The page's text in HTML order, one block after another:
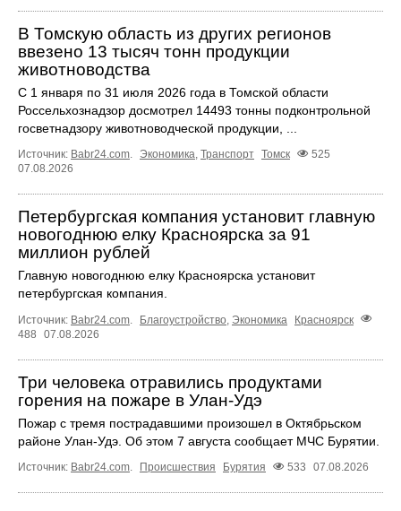
В Томскую область из других регионов
ввезено 13 тысяч тонн продукции
животноводства
С 1 января по 31 июля 2026 года в Томской области
Россельхознадзор досмотрел 14493 тонны подконтрольной
госветнадзору животноводческой продукции, ...
Источник: Babr24.com. Экономика, Транспорт Томск
525
07.08.2026
Петербургская компания установит главную
новогоднюю елку Красноярска за 91
миллион рублей
Главную новогоднюю елку Красноярска установит
петербургская компания.
Источник: Babr24.com Благоустройство Экономика
Красноярск
488
07.08.2026
Три человека отравились продуктами
горения на пожаре в Улан-Удэ
Пожар с тремя пострадавшими произошел в Октябрьском
районе Улан-Удэ. Об этом 7 августа сообщает МЧС Бурятии.
Источник: Babr24.com Происшествия Бурятия 533 07.08.2026